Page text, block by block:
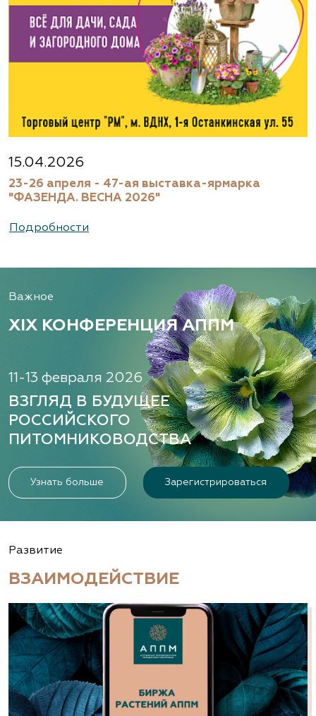
15.04.2026
23-26 апреля - 47-ая выставка-ярмарка
"ФАЗЕНДА. ВЕСНА 2026"
Подробности
Важное
XIX КОНФЕРЕНЦИЯ АППМ
11-13 февраля 2026
ВЗГЛЯД В БУДУЩЕЕ
РОССИЙСКОГО
ПИТОМНИКОВОДСТВА
Узнать больше Зарегистрироваться
Развитие
ВЗАИМОДЕЙСТВИЕ